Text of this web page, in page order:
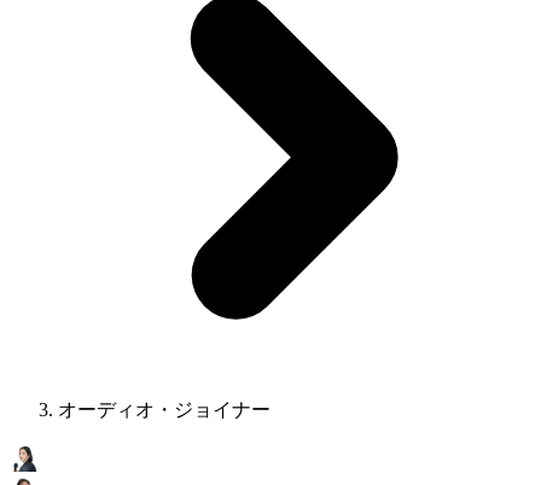
オーディオ・ジョイナー